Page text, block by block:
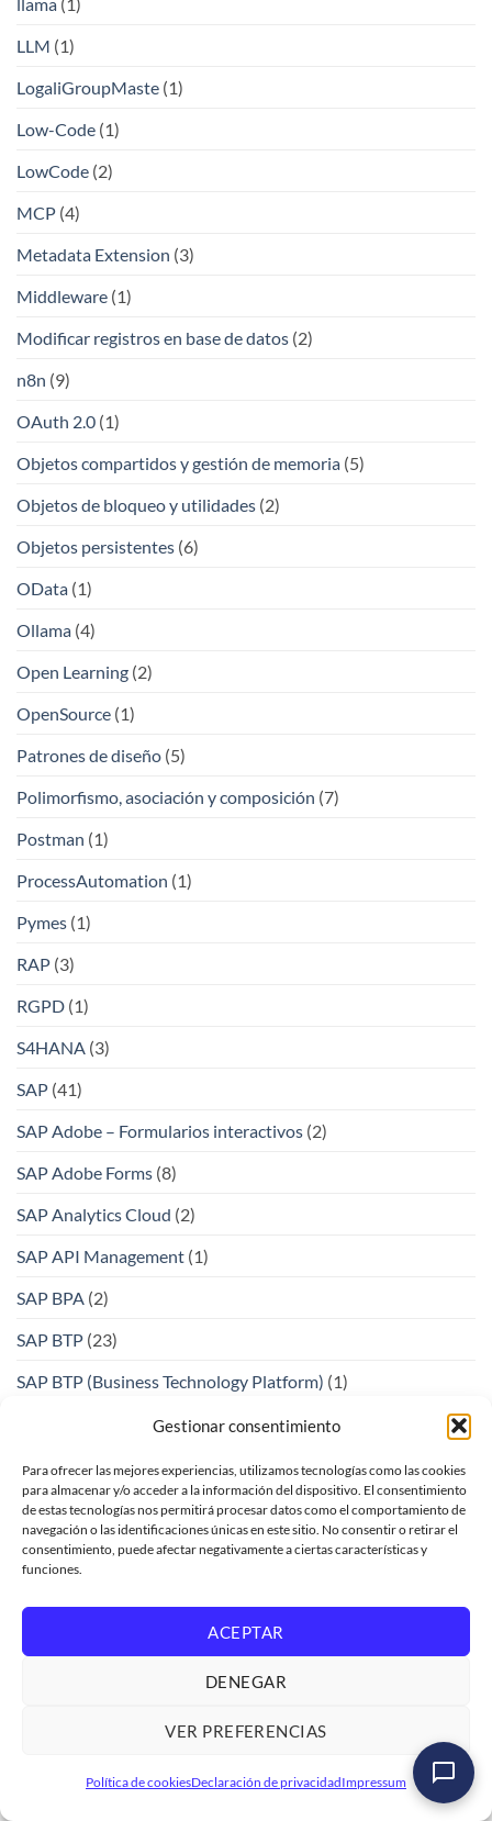
Gestionar consentimiento
Para ofrecer las mejores experiencias, utilizamos tecnologías como las cookies
para almacenar y/o acceder a la información del dispositivo. El consentimiento
de estas tecnologías nos permitirá procesar datos como el comportamiento de
navegación o las identificaciones únicas en este sitio. No consentir o retirar el
consentimiento, puede afectar negativamente a ciertas características y
funciones.
ACEPTAR
DENEGAR
VER PREFERENCIAS
Política de cookiesDeclaración de privacidadImpressum
llama (1)
LLM (1)
LogaliGroupMaste (1)
Low-Code (1)
LowCode (2)
MCP (4)
Metadata Extension (3)
Middleware (1)
Modificar registros en base de datos (2)
n8n (9)
OAuth 2.0 (1)
Objetos compartidos y gestión de memoria (5)
Objetos de bloqueo y utilidades (2)
Objetos persistentes (6)
OData (1)
Ollama (4)
Open Learning (2)
OpenSource (1)
Patrones de diseño (5)
Polimorfismo, asociación y composición (7)
Postman (1)
ProcessAutomation (1)
Pymes (1)
RAP (3)
RGPD (1)
S4HANA (3)
SAP (41)
SAP Adobe – Formularios interactivos (2)
SAP Adobe Forms (8)
SAP Analytics Cloud (2)
SAP API Management (1)
SAP BPA (2)
SAP BTP (23)
SAP BTP (Business Technology Platform) (1)
(1)
SAP Business Process Automation(1)
SAP CAP(5)
SAP Concur(1)